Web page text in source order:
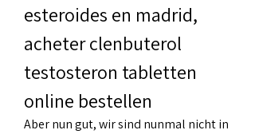
esteroides en madrid,
acheter clenbuterol
testosteron tabletten
online bestellen
Aber nun gut, wir sind nunmal nicht in